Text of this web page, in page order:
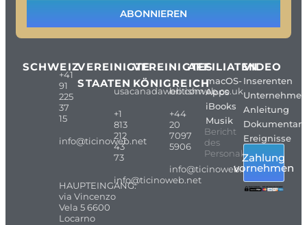
ABONNIEREN
SCHWEIZ
+41
91
225
37
15
info@ticinoweb.net
HAUPTEINGANG:
via Vincenzo
Vela 5 6600
Locarno
VEREINIGTE
STAATEN
usacanadaweb.com
+1
813
212
43
73
info@ticinoweb.net
VEREINIGTES
KÖNIGREICH
britishweb.co.uk
+44
20
7097
5906
info@ticinoweb.net
AFFILIATEN
macOS-
Apps
iBooks
Musik
Bericht
des
Personals
VIDEO
Inserenten
Unternehmen
Anleitung
Ereignisse
Zahlung
vornehmen